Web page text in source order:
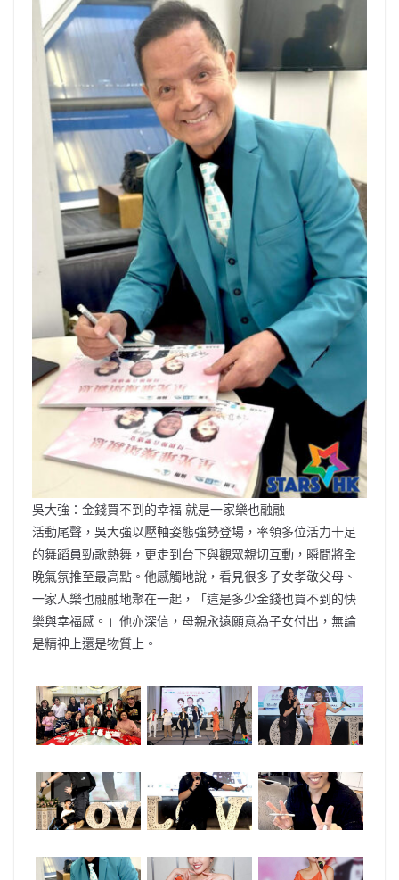
吳大強：金錢買不到的幸福 就是一家樂也融融
活動尾聲，吳大強以壓軸姿態強勢登場，率領多位活力十足
的舞蹈員勁歌熱舞，更走到台下與觀眾親切互動，瞬間將全
晚氣氛推至最高點。他感觸地說，看見很多子女孝敬父母、
一家人樂也融融地聚在一起，「這是多少金錢也買不到的快
樂與幸福感。」他亦深信，母親永遠願意為子女付出，無論
是精神上還是物質上。